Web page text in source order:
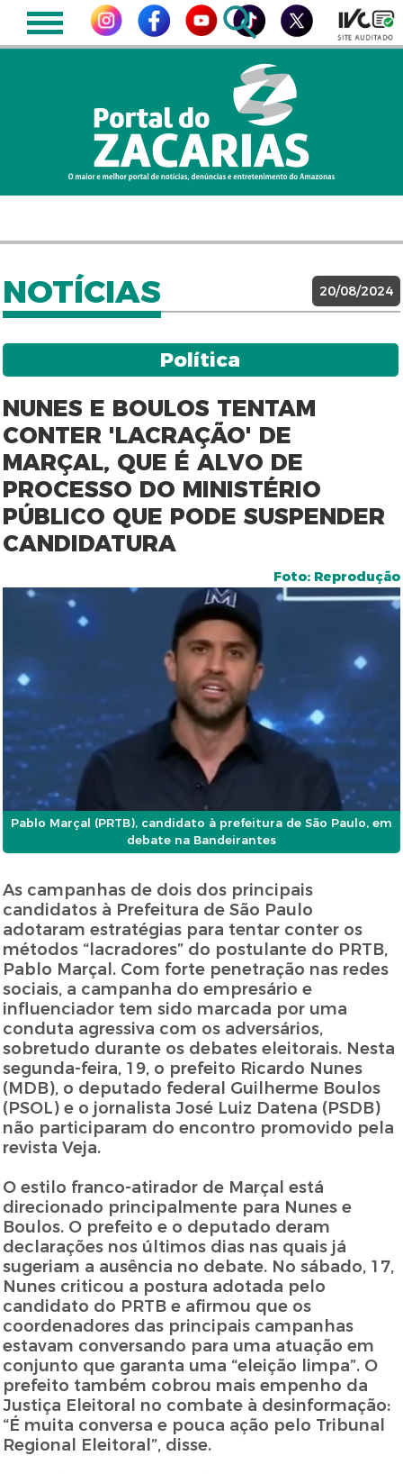
NOTÍCIAS 20/08/2024
Política
NUNES E BOULOS TENTAM
CONTER 'LACRAÇÃO' DE
MARÇAL, QUE É ALVO DE
PROCESSO DO MINISTÉRIO
PÚBLICO QUE PODE SUSPENDER
CANDIDATURA
Foto: Reprodução
Pablo Marçal (PRTB), candidato à prefeitura de São Paulo, em
debate na Bandeirantes
As campanhas de dois dos principais
candidatos à Prefeitura de São Paulo
adotaram estratégias para tentar conter os
métodos “lacradores” do postulante do PRTB,
Pablo Marçal. Com forte penetração nas redes
sociais, a campanha do empresário e
influenciador tem sido marcada por uma
conduta agressiva com os adversários,
sobretudo durante os debates eleitorais. Nesta
segunda-feira, 19, o prefeito Ricardo Nunes
(MDB), o deputado federal Guilherme Boulos
(PSOL) e o jornalista José Luiz Datena (PSDB)
não participaram do encontro promovido pela
revista Veja.
O estilo franco-atirador de Marçal está
direcionado principalmente para Nunes e
Boulos. O prefeito e o deputado deram
declarações nos últimos dias nas quais já
sugeriam a ausência no debate. No sábado, 17,
Nunes criticou a postura adotada pelo
candidato do PRTB e afirmou que os
coordenadores das principais campanhas
estavam conversando para uma atuação em
conjunto que garanta uma “eleição limpa”. O
prefeito também cobrou mais empenho da
Justiça Eleitoral no combate à desinformação:
“É muita conversa e pouca ação pelo Tribunal
Regional Eleitoral”, disse.